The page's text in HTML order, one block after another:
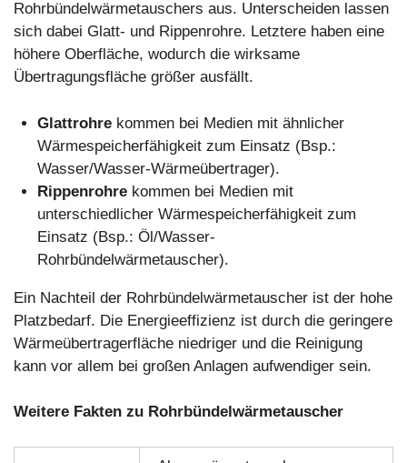
Rohrbündelwärmetauschers aus. Unterscheiden lassen
sich dabei Glatt- und Rippenrohre. Letztere haben eine
höhere Oberfläche, wodurch die wirksame
Übertragungsfläche größer ausfällt.
Glattrohrekommen bei Medien mit ähnlicher
Wärmespeicherfähigkeit zum Einsatz (Bsp.:
Wasser/Wasser-Wärmeübertrager).
Rippenrohrekommen bei Medien mit
unterschiedlicher Wärmespeicherfähigkeit zum
Einsatz (Bsp.: Öl/Wasser-
Rohrbündelwärmetauscher).
Ein Nachteil der Rohrbündelwärmetauscher ist der hohe
Platzbedarf. Die Energieeffizienz ist durch die geringere
Wärmeübertragerfläche niedriger und die Reinigung
kann vor allem bei großen Anlagen aufwendiger sein.
Weitere Fakten zu Rohrbündelwärmetauscher